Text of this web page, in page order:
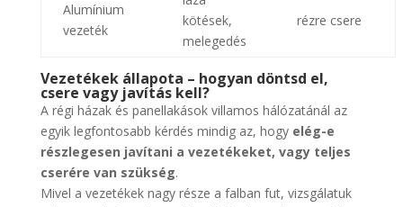
Alumínium
vezeték
kötések,
melegedés
rézre csere
Vezetékek állapota – hogyan döntsd el,
csere vagy javítás kell?
A régi házak és panellakások villamos hálózatánál az
egyik legfontosabb kérdés mindig az, hogy elég-e
részlegesen javítani a vezetékeket, vagy teljes
cserére van szükség.
Mivel a vezetékek nagy része a falban fut, vizsgálatuk